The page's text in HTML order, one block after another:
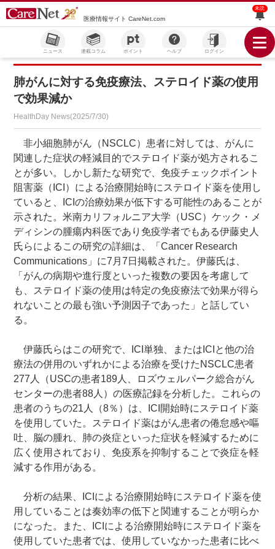
医療情報サイト CareNet.com
未読
ニュース 連載コラム ポイント ヘルプ ログイン
肺がんに対する免疫療法、ステロイド薬の使用
で効果減か
HealthDay News(2025/7/30)
非小細胞肺がん（NSCLC）患者に対しては、がんに
関連した症状の軽減目的でステロイド薬が処方されるこ
とが多い。しかし新たな研究で、免疫チェックポイント
阻害薬（ICI）による治療開始時にステロイド薬を使用し
ていると、ICIの治療効果が低下する可能性のあることが
示された。米南カリフォルニア大学（USC）ケック・メ
ディシンの腫瘍内科医であり免疫学者でもある伊藤史人
氏らによるこの研究の詳細は、「Cancer Research
Communications」に7月7日掲載された。伊藤氏は、
「がんの病期や進行度といった複数の要因を考慮して
も、ステロイド薬の使用は特定の免疫療法で効果が得ら
れないことの最も強い予測因子であった」と話してい
る。
伊藤氏らはこの研究で、ICI単独、またはICIと他の治
療法の併用のいずれかによる治療を受けたNSCLC患者
277人（USCの患者189人、ロズウェルパーク総合がん
センターの患者88人）の医療記録を分析した。これらの
患者のうちの21人（8％）は、ICI開始時にステロイド薬
を使用していた。ステロイド薬はがん患者の倦怠感や嘔
吐、脳の腫れ、肺の炎症といった症状を軽減するために
広く使用されており、免疫系を抑制することで炎症を軽
減する作用がある。
分析の結果、ICIによる治療開始時にステロイド薬を使
用していることは奏効率の低下と関連することが明らか
になった。また、ICIによる治療開始時にステロイド薬を
使用していた患者では、使用していなかった患者に比べ